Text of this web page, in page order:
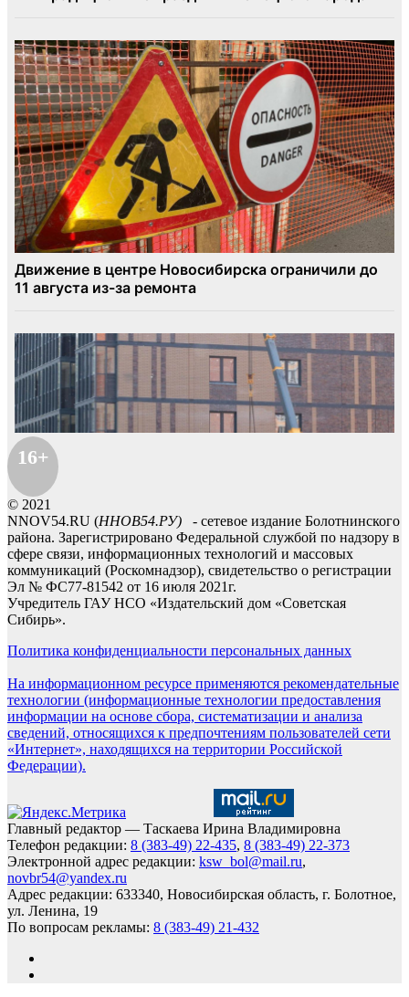
16+
© 2021
NNOV54.RU (ННОВ54.РУ) - сетевое издание Болотнинского
района. Зарегистрировано Федеральной службой по надзору в
сфере связи, информационных технологий и массовых
коммуникаций (Роскомнадзор), свидетельство о регистрации
Эл № ФС77-81542 от 16 июля 2021г.
Учредитель ГАУ НСО «Издательский дом «Советская
Сибирь».
Политика конфиденциальности персональных данных
На информационном ресурсе применяются рекомендательные
технологии (информационные технологии предоставления
информации на основе сбора, систематизации и анализа
сведений, относящихся к предпочтениям пользователей сети
«Интернет», находящихся на территории Российской
Федерации).
Главный редактор — Таскаева Ирина Владимировна
Телефон редакции: 8 (383-49) 22-435, 8 (383-49) 22-373
Электронной адрес редакции: ksw_bol@mail.ru,
novbr54@yandex.ru
Адрес редакции: 633340, Новосибирская область, г. Болотное,
ул. Ленина, 19
По вопросам рекламы: 8 (383-49) 21-432